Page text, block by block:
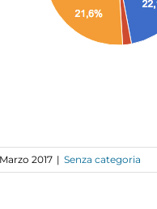
2017 | Senza categoria